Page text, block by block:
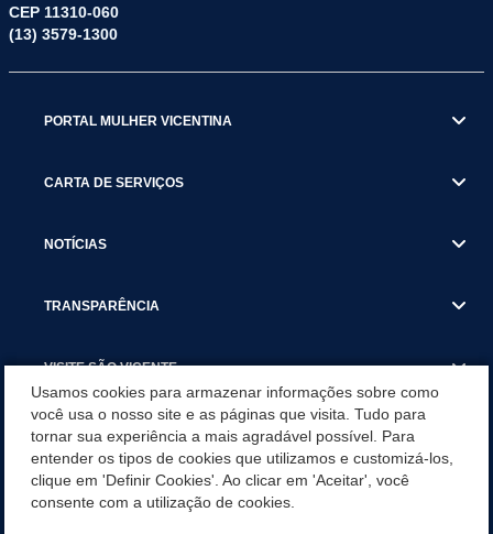
CEP 11310-060
(13) 3579-1300
PORTAL MULHER VICENTINA
CARTA DE SERVIÇOS
NOTÍCIAS
TRANSPARÊNCIA
VISITE SÃO VICENTE
SÃO VICENTE REFORÇA REDE DE PROTEÇÃO ÀS MULHERES
DURANTE O AGOSTO LILÁS COM AÇÕES DE
CONSCIENTIZAÇÃO E ACOLHIMENTO
Usamos cookies para armazenar informações sobre como
você usa o nosso site e as páginas que visita. Tudo para
tornar sua experiência a mais agradável possível. Para
entender os tipos de cookies que utilizamos e customizá-los,
clique em 'Definir Cookies'. Ao clicar em 'Aceitar', você
consente com a utilização de cookies.